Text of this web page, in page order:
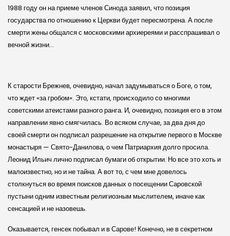
1988 году он на приеме членов Синода заявил, что позиция
государства по отношению к Церкви будет пересмотрена. А после
смерти жены общался с московскими архиереями и расспрашивал о
вечной жизни…
К старости Брежнев, очевидно, начал задумываться о Боге, о том,
что ждет «за гробом». Это, кстати, происходило со многими
советскими атеистами разного ранга. И, очевидно, позиция его в этом
направлении явно смягчилась. Во всяком случае, за два дня до
своей смерти он подписал разрешение на открытие первого в Москве
монастыря — Свято-Данилова, о чем Патриархия долго просила.
Леонид Ильич лично подписал бумаги об открытии. Но все это хоть и
малоизвестно, но и не тайна. А вот то, с чем мне довелось
столкнуться во время поисков данных о посещении Саровской
пустыни одним известным религиозным мыслителем, иначе как
сенсацией и не назовешь.
Оказывается, генсек побывал и в Сарове! Конечно, не в секретном